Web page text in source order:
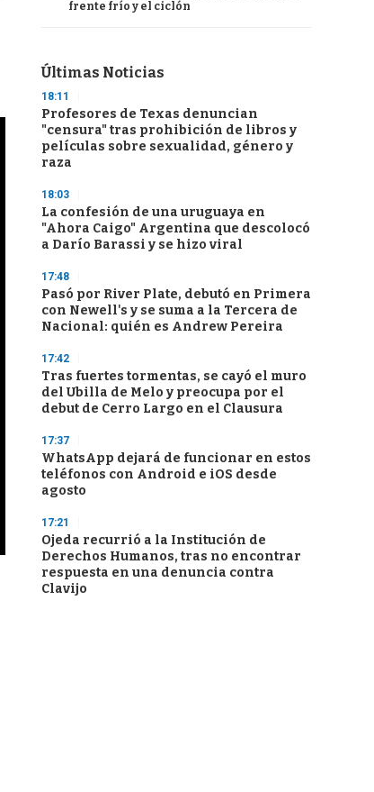
frente frío y el ciclón
Últimas Noticias
18:11
Profesores de Texas denuncian
"censura" tras prohibición de libros y
películas sobre sexualidad, género y
raza
18:03
La confesión de una uruguaya en
"Ahora Caigo" Argentina que descolocó
a Darío Barassi y se hizo viral
17:48
Pasó por River Plate, debutó en Primera
con Newell's y se suma a la Tercera de
Nacional: quién es Andrew Pereira
17:42
Tras fuertes tormentas, se cayó el muro
del Ubilla de Melo y preocupa por el
debut de Cerro Largo en el Clausura
17:37
WhatsApp dejará de funcionar en estos
teléfonos con Android e iOS desde
agosto
17:21
Ojeda recurrió a la Institución de
Derechos Humanos, tras no encontrar
respuesta en una denuncia contra
Clavijo